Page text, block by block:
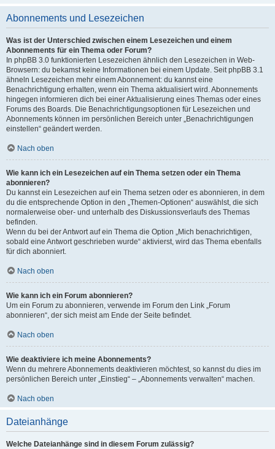
Abonnements und Lesezeichen
Was ist der Unterschied zwischen einem Lesezeichen und einem
Abonnements für ein Thema oder Forum?
In phpBB 3.0 funktionierten Lesezeichen ähnlich den Lesezeichen in Web-
Browsern: du bekamst keine Informationen bei einem Update. Seit phpBB 3.1
ähneln Lesezeichen mehr einem Abonnement: du kannst eine
Benachrichtigung erhalten, wenn ein Thema aktualisiert wird. Abonnements
hingegen informieren dich bei einer Aktualisierung eines Themas oder eines
Forums des Boards. Die Benachrichtigungsoptionen für Lesezeichen und
Abonnements können im persönlichen Bereich unter „Benachrichtigungen
einstellen“ geändert werden.
Nach oben
Wie kann ich ein Lesezeichen auf ein Thema setzen oder ein Thema
abonnieren?
Du kannst ein Lesezeichen auf ein Thema setzen oder es abonnieren, in dem
du die entsprechende Option in den „Themen-Optionen“ auswählst, die sich
normalerweise ober- und unterhalb des Diskussionsverlaufs des Themas
befinden.
Wenn du bei der Antwort auf ein Thema die Option „Mich benachrichtigen,
sobald eine Antwort geschrieben wurde“ aktivierst, wird das Thema ebenfalls
für dich abonniert.
Nach oben
Wie kann ich ein Forum abonnieren?
Um ein Forum zu abonnieren, verwende im Forum den Link „Forum
abonnieren“, der sich meist am Ende der Seite befindet.
Nach oben
Wie deaktiviere ich meine Abonnements?
Wenn du mehrere Abonnements deaktivieren möchtest, so kannst du dies im
persönlichen Bereich unter „Einstieg“ – „Abonnements verwalten“ machen.
Nach oben
Dateianhänge
Welche Dateianhänge sind in diesem Forum zulässig?